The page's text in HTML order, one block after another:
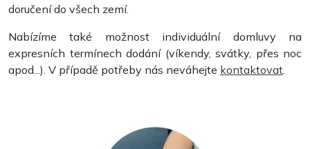
doručení do všech zemí.
Nabízíme také možnost individuální domluvy na
expresních termínech dodání (víkendy, svátky, přes noc
apod...). V případě potřeby nás neváhejte kontaktovat